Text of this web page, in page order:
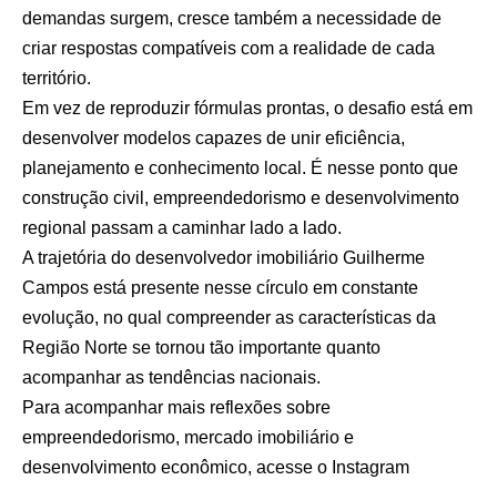
demandas surgem, cresce também a necessidade de
criar respostas compatíveis com a realidade de cada
território.
Em vez de reproduzir fórmulas prontas, o desafio está em
desenvolver modelos capazes de unir eficiência,
planejamento e conhecimento local. É nesse ponto que
construção civil, empreendedorismo e desenvolvimento
regional passam a caminhar lado a lado.
A trajetória do desenvolvedor imobiliário Guilherme
Campos está presente nesse círculo em constante
evolução, no qual compreender as características da
Região Norte se tornou tão importante quanto
acompanhar as tendências nacionais.
Para acompanhar mais reflexões sobre
empreendedorismo, mercado imobiliário e
desenvolvimento econômico, acesse o Instagram